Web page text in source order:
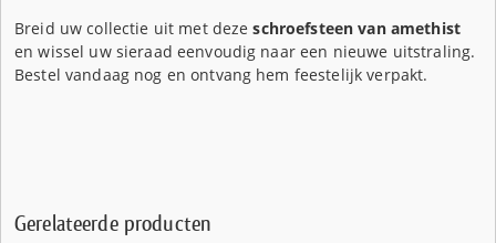
Breid uw collectie uit met dezeschroefsteen van amethist
en wissel uw sieraad eenvoudig naar een nieuwe uitstraling.
Bestel vandaag nog en ontvang hem feestelijk verpakt.
Gerelateerde producten